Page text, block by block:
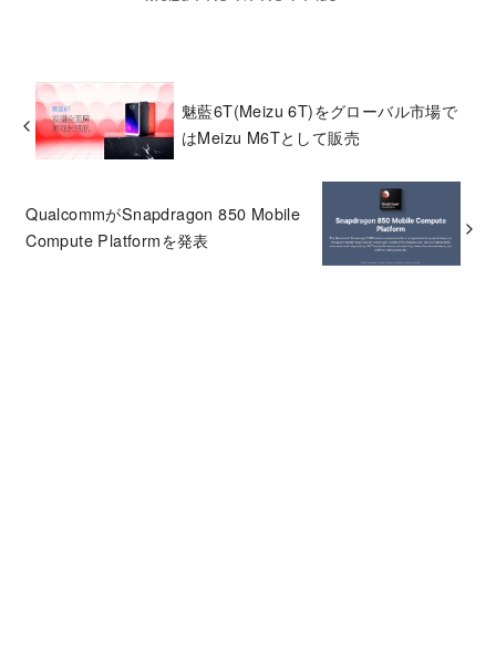
魅藍6T(Meizu 6T)をグローバル市場で
はMeizu M6Tとして販売
QualcommがSnapdragon 850 Mobile
Compute Platformを発表